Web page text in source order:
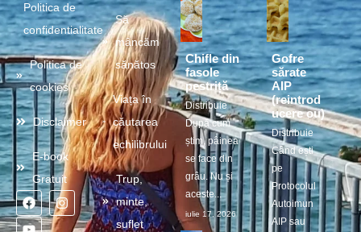
Politica de
confidentialitate
Politica de
cookies
Disclaimer
E-book
Gratuit
Să
mâncăm
sănătos
Viața în
căutarea
echilibrului
Trup,
minte,
suflet
Chifle din
fasole
pestriță
Distribuie
După cum
știm, pâinea
se face din
grâu. Nu și
aceste...
iulie 17, 2026
Gofre
sărate
AIP
(reintrod
ucere ou)
Distribuie
Când ești
pe
Protocolul
Autoimun
AIP sau